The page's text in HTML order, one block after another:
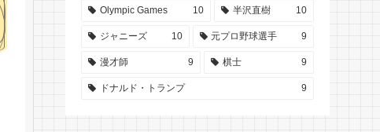
Olympic Games 10 半沢直樹 10
ジャニーズ 10 元プロ野球選手 9
漫才師 9 棋士 9
ドナルド・トランプ 9